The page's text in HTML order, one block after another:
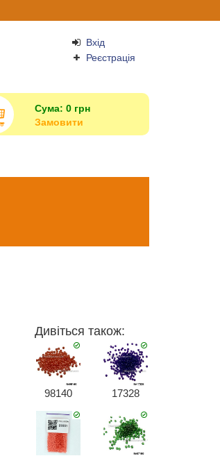
Вхід
Реєстрація
Сума: 0 грн
Замовити
Дивіться також:
98140 17328